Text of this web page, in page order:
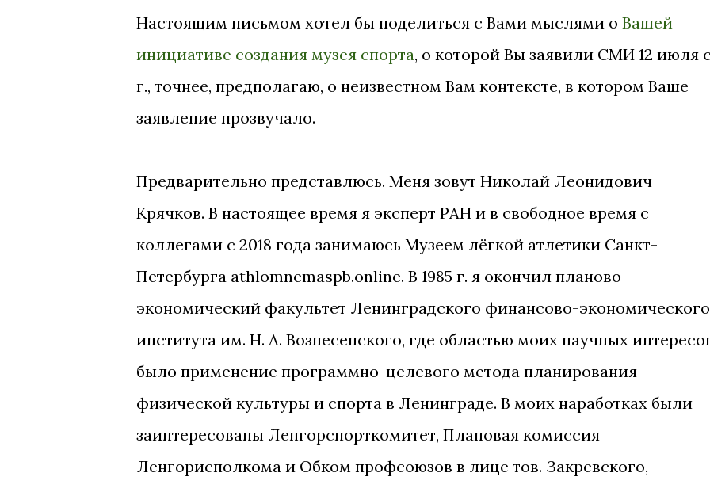
Настоящим письмом хотел бы поделиться с Вами мыслями о Вашей
инициативе создания музея спорта, о которой Вы заявили СМИ 12 июля
г., точнее, предполагаю, о неизвестном Вам контексте, в котором Ваше
заявление прозвучало.
Предварительно представлюсь. Меня зовут Николай Леонидович
Крячков. В настоящее время я эксперт РАН и в свободное время с
коллегами с 2018 года занимаюсь Музеем лёгкой атлетики Санкт-
Петербурга athlomnemaspb.online. В 1985 г. я окончил планово-
экономический факультет Ленинградского финансово-экономического
института им. Н. А. Вознесенского, где областью моих научных
было применение программно-целевого метода планирования
физической культуры и спорта в Ленинграде. В моих наработках были
заинтересованы Ленгорспорткомитет, Плановая комиссия
Ленгорисполкома и Обком профсоюзов в лице тов. Закревского,